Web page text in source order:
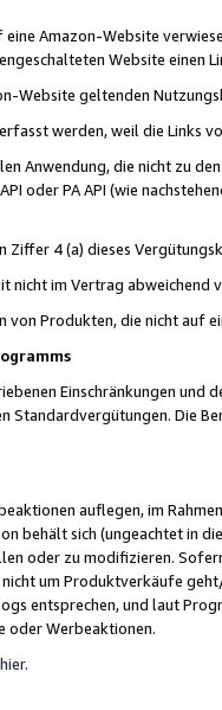
Amazon-Website
Website einen
Website geltenden
werden, weil die Links
Anwendung, die nicht zu
oder PA API (wie
Ziffer 4 (a) dieses
nicht im Vertrag abweichend
Produkten, die nicht auf
Einschränkungen und
Standardvergütungen. Die
auflegen, im
behält sich (ungeachtet in
oder zu modifizieren.
um Produktverkäufe
entsprechen, und laut
oder Werbeaktionen.
hier.